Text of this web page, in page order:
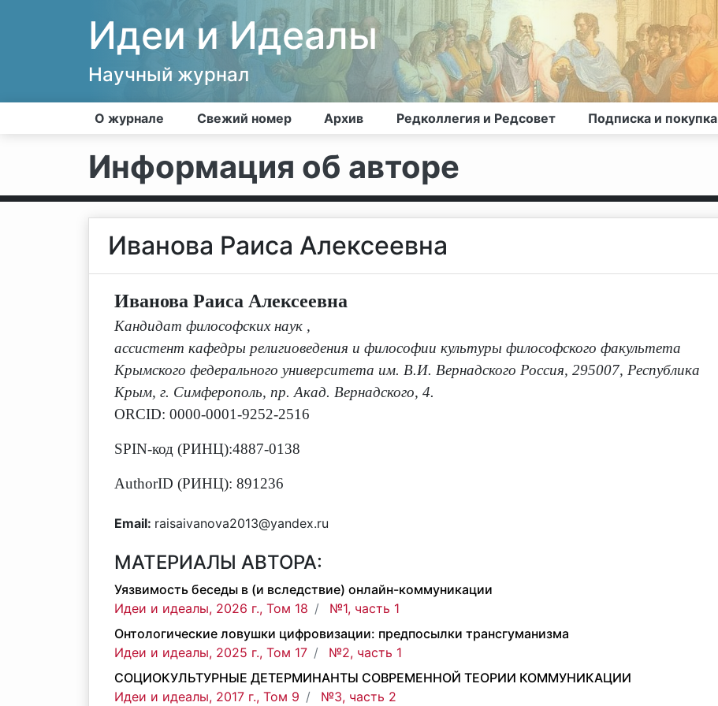
Идеи и Идеалы
Научный журнал
О журнале Свежий номер Архив Редколлегия и Редсовет Подписка и покупка
Информация об авторе
Иванова Раиса Алексеевна
Иванова Раиса Алексеевна
Кандидат философских наук ,
ассистент кафедры религиоведения и философии культуры философского факультета
Крымского федерального университета им. В.И. Вернадского Россия, 295007, Республика
Крым, г. Симферополь, пр. Акад. Вернадского, 4.
ORCID: 0000-0001-9252-2516
SPIN-код (РИНЦ):4887-0138
AuthorID (РИНЦ): 891236
Email: raisaivanova2013@yandex.ru
МАТЕРИАЛЫ АВТОРА:
Уязвимость беседы в (и вследствие) онлайн-коммуникации
Идеи и идеалы, 2026 г., Том 18
№1, часть 1
Онтологические ловушки цифровизации: предпосылки трансгуманизма
Идеи и идеалы, 2025 г., Том 17
№2, часть 1
СОЦИОКУЛЬТУРНЫЕ ДЕТЕРМИНАНТЫ СОВРЕМЕННОЙ ТЕОРИИ КОММУНИКАЦИИ
Идеи и идеалы, 2017 г., Том 9
№3, часть 2